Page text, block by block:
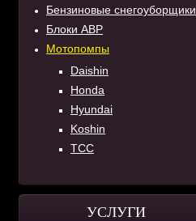
Бензиновые снегоуборщики
Блоки АВР
Мотопомпы
Daishin
Honda
Hyundai
Koshin
ТСС
УСЛУГИ